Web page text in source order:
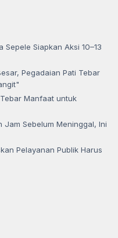
Siapkan Aksi 10–13
Pegadaian Pati Tebar
Manfaat untuk
Jam Sebelum Meninggal, Ini
Pelayanan Publik Harus